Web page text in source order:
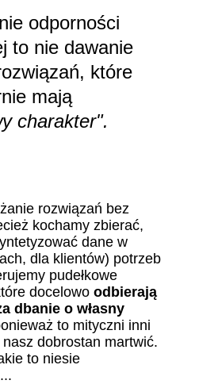
odporności
to nie dawanie
które
mają
charakter".
rozwiązań bez
kochamy zbierać,
dane w
dla klientów) potrzeb
pudełkowe
docelowo odbierają
dbanie o własny
to mityczni inni
dobrostan martwić.
to niesie